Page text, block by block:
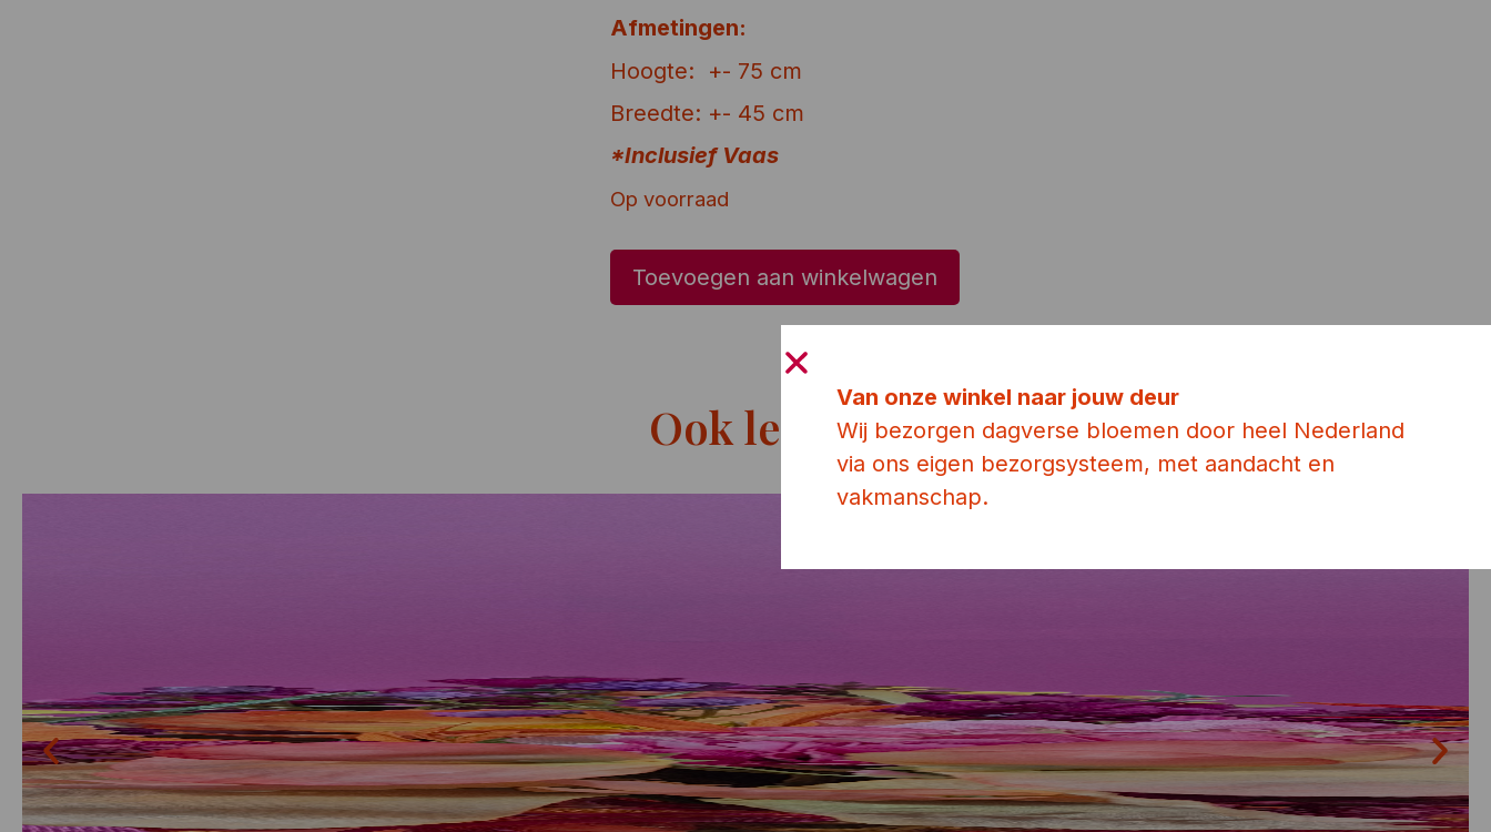
Afmetingen:
Hoogte: +- 75 cm
Breedte: +- 45 cm
*Inclusief Vaas
Op voorraad
Toevoegen aan winkelwagen
Ook leuk!
Van onze winkel naar jouw deur
Wij bezorgen dagverse bloemen door heel Nederland
via ons eigen bezorgsysteem, met aandacht en
vakmanschap.